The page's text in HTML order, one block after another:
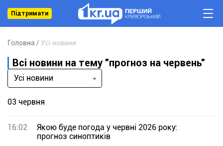
Підтримати
Головна Усі новини
Всі новини на тему "прогноз на червень"
Усі новини
03 червня
16:02
Якою буде погода у червні 2026 року:
прогноз синоптиків